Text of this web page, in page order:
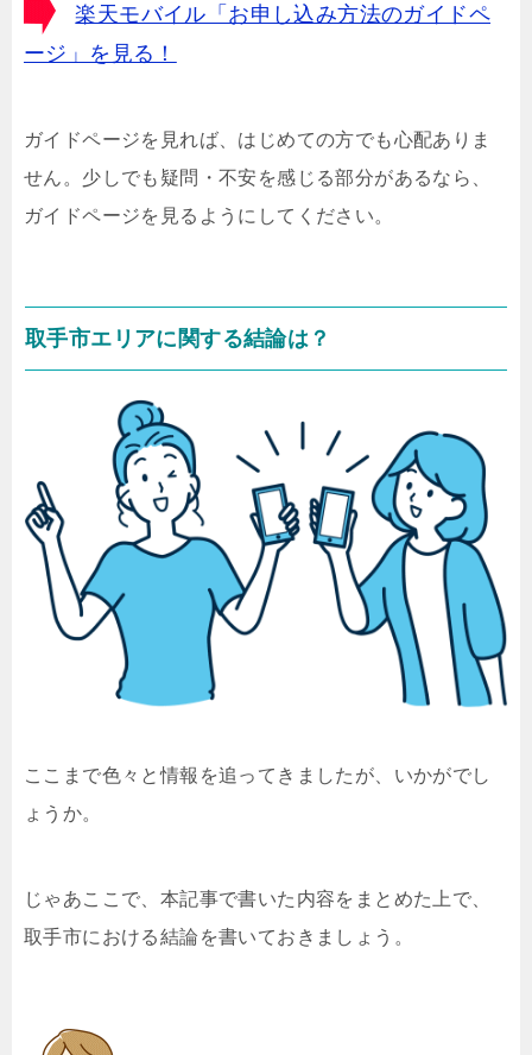
楽天モバイル「お申し込み方法のガイドペ
ージ」を見る！
ガイドページを見れば、はじめての方でも心配ありま
せん。少しでも疑問・不安を感じる部分があるなら、
ガイドページを見るようにしてください。
取手市エリアに関する結論は？
ここまで色々と情報を追ってきましたが、いかがでし
ょうか。
じゃあここで、本記事で書いた内容をまとめた上で、
取手市における結論を書いておきましょう。